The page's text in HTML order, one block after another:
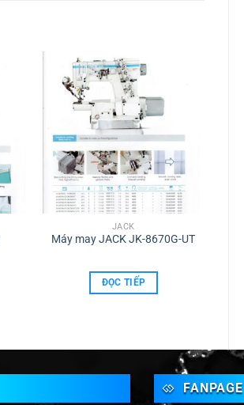
JACK
Máy may JACK JK-8670G-UT
ĐỌC TIẾP
FANPAGE